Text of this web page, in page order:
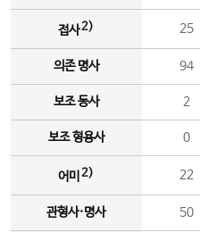
접사2) 25
의존 명사 94
보조 동사 2
보조 형용사 0
어미 2) 22
관형사·명사 50